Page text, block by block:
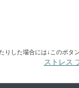
した場合には↓このボタ
ストレス